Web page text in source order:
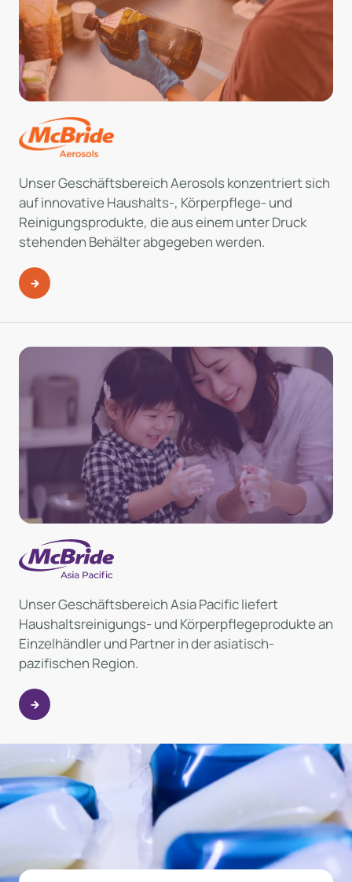
Unser Geschäftsbereich Aerosols konzentriert sich
auf innovative Haushalts-, Körperpflege- und
Reinigungsprodukte, die aus einem unter Druck
stehenden Behälter abgegeben werden.
Unser Geschäftsbereich Asia Pacific liefert
Haushaltsreinigungs- und Körperpflegeprodukte an
Einzelhändler und Partner in der asiatisch-
pazifischen Region.